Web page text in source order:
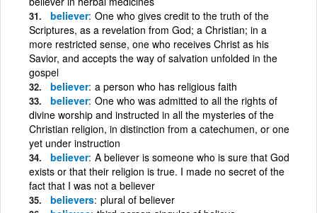
believer One who gives credit to the truth of the
Scriptures, as a revelation from God; a Christian; in a
more restricted sense, one who receives Christ as his
Savior, and accepts the way of salvation unfolded in the
gospel
believer a person who has religious faith
believer One who was admitted to all the rights of
divine worship and instructed in all the mysteries of the
Christian religion, in distinction from a catechumen, or one
yet under instruction
believer A believer is someone who is sure that God
exists or that their religion is true. I made no secret of the
fact that I was not a believer
believers plural of believer